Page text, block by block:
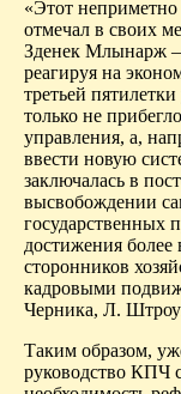
«Этот
отмечал в своих
Зденек Млынарж
реагируя на
третьей
только не
управления, а,
ввести новую
заключалась в
высвобождении
государственных
достижения
сторонников
кадровыми
Черника, Л.
Таким образом,
руководство КПЧ